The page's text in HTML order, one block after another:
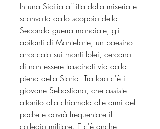
In una Sicilia afflitta dalla miseria e
sconvolta dallo scoppio della
Seconda guerra mondiale, gli
abitanti di Monteforte, un paesino
arroccato sui monti Iblei, cercano
di non essere trascinati via dalla
piena della Storia. Tra loro c'è il
giovane Sebastiano, che assiste
attonito alla chiamata alle armi del
padre e dovrà frequentare il
collegio militare. E c'è anche